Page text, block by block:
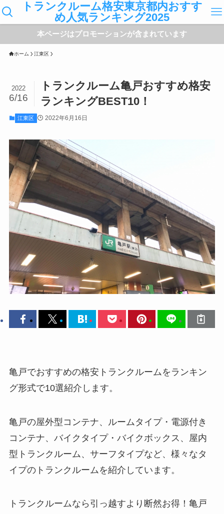
トランクルーム格安東京都内おすす
め人気ランキング2025
本ページはプロモーションが含まれています
ホーム 江東区
トランクルーム亀戸おすすめ格安
ランキングBEST10！
2022
6/16
江東区 2022年6月16日
亀戸でおすすめの格安トランクルームをランキン
グ形式で10選紹介します。
亀戸の屋外型コンテナ、ルームタイプ・電源付き
コンテナ、バイクタイプ・バイクボックス、屋内
型トランクルーム、サーフタイプなど、様々なタ
イプのトランクルームを紹介しています。
トランクルームなら引っ越すより断然お得！亀戸